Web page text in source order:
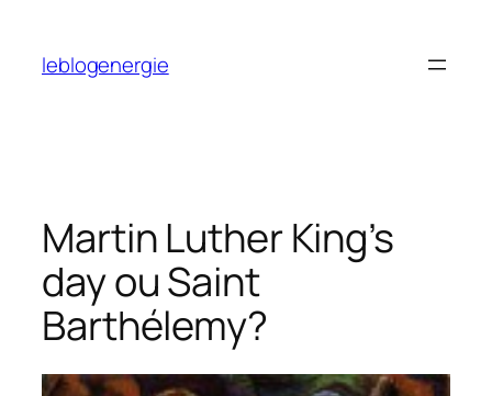
contenu
leblogenergie
Martin Luther King’s
day ou Saint
Barthélemy?